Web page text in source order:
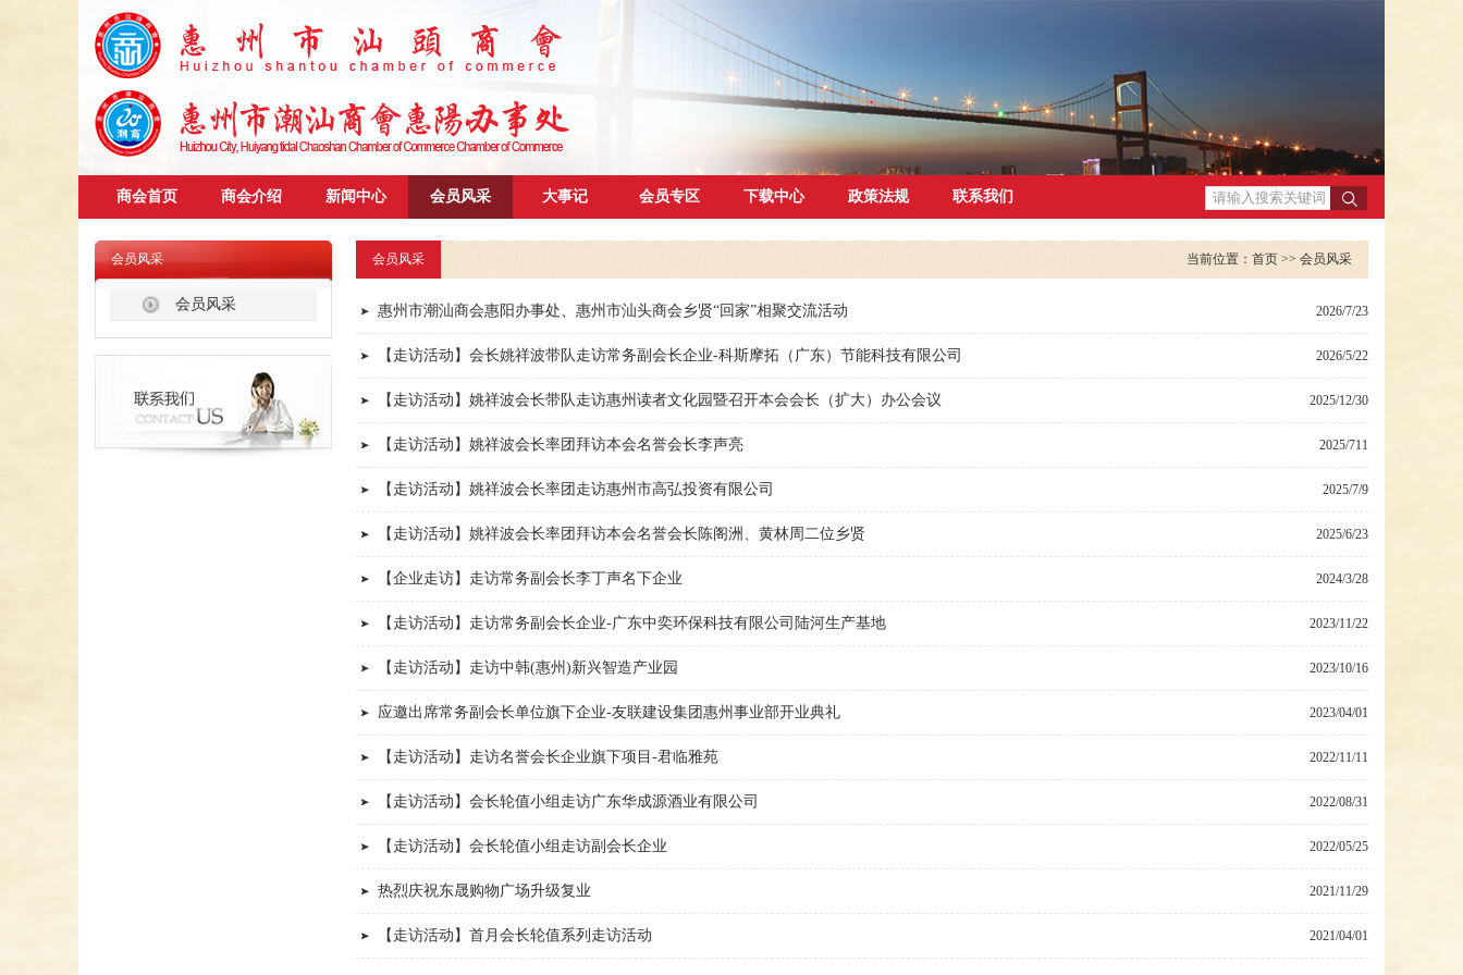
商会首页 商会介绍 新闻中心 会员风采 大事记 会员专区 下载中心 政策法规 联系我们
会员风采
会员风采
当前位置： 首页 >> 会员风采
会员风采
2026/7/23
惠州市潮汕商会惠阳办事处、惠州市汕头商会乡贤“回家”相聚交流活动
2026/5/22
【走访活动】会长姚祥波带队走访常务副会长企业-科斯摩拓（广东）节能科技有限公司
2025/12/30
【走访活动】姚祥波会长带队走访惠州读者文化园暨召开本会会长（扩大）办公会议
2025/711
【走访活动】姚祥波会长率团拜访本会名誉会长李声亮
2025/7/9
【走访活动】姚祥波会长率团走访惠州市高弘投资有限公司
2025/6/23
【走访活动】姚祥波会长率团拜访本会名誉会长陈阁洲、黄林周二位乡贤
2024/3/28
【企业走访】走访常务副会长李丁声名下企业
2023/11/22
【走访活动】走访常务副会长企业-广东中奕环保科技有限公司陆河生产基地
2023/10/16
【走访活动】走访中韩(惠州)新兴智造产业园
2023/04/01
应邀出席常务副会长单位旗下企业-友联建设集团惠州事业部开业典礼
2022/11/11
【走访活动】走访名誉会长企业旗下项目-君临雅苑
2022/08/31
【走访活动】会长轮值小组走访广东华成源酒业有限公司
2022/05/25
【走访活动】会长轮值小组走访副会长企业
2021/11/29
热烈庆祝东晟购物广场升级复业
2021/04/01
【走访活动】首月会长轮值系列走访活动